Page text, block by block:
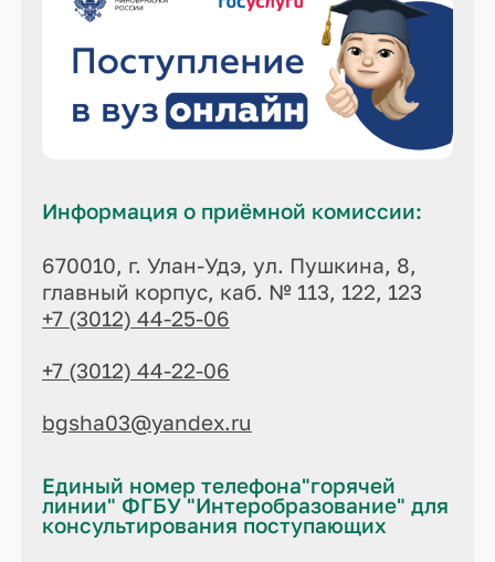
Информация о приёмной комиссии:
670010, г. Улан-Удэ, ул. Пушкина, 8,
главный корпус, каб. № 113, 122, 123
+7 (3012) 44-25-06
+7 (3012) 44-22-06
bgsha03@yandex.ru
Единый номер телефона"горячей
линии" ФГБУ "Интеробразование" для
консультирования поступающих